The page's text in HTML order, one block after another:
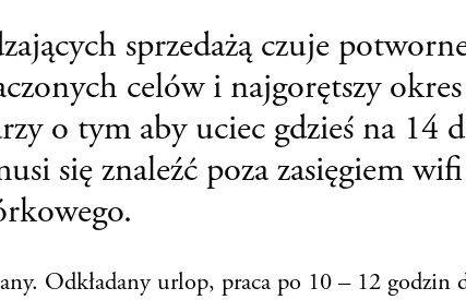
sprzedażączuje
celów i najgorętszy
o tym aby uciec gdzieś na 14
się znaleźć poza zasięgiem
Odkładany urlop, praca po 10 – 12 godzin